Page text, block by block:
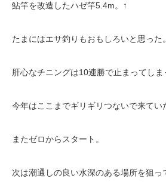
鮎竿を改造したハゼ竿5.4m。↑
たまにはエサ釣りもおもしろいと思った。
肝心なチニングは10連勝で止まってしま
今年はここまでギリギリつないで来てい
またゼロからスタート。
次は潮通しの良い水深のある場所を狙っ